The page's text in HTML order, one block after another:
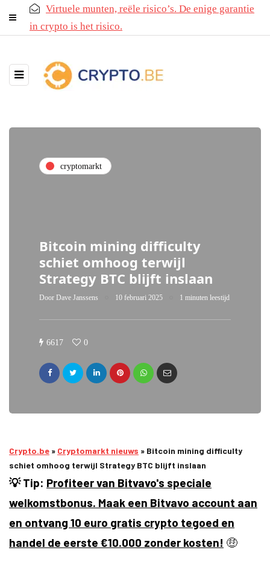
Virtuele munten, reële risico’s. De enige garantie
in crypto is het risico.
cryptomarkt
Bitcoin mining difficulty
schiet omhoog terwijl
Strategy BTC blijft inslaan
Door Dave Janssens 10 februari 2025 1 minuten leestijd
6617 0
Crypto.be » Cryptomarkt nieuws » Bitcoin mining difficulty
schiet omhoog terwijl Strategy BTC blijft inslaan
💡 Tip: Profiteer van Bitvavo's speciale
welkomstbonus. Maak een Bitvavo account aan
en ontvang 10 euro gratis crypto tegoed en
handel de eerste €10.000 zonder kosten! 🤑